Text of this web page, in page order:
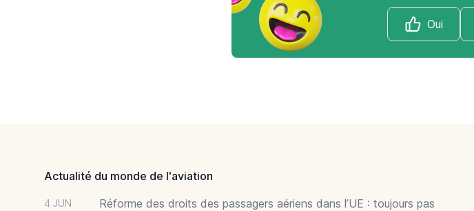
Oui
Actualité du monde de l'aviation
4 JUN
Réforme des droits des passagers aériens dans l’UE : toujours pas